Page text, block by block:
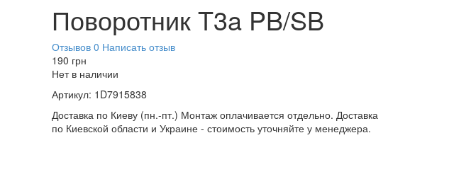
Поворотник T3a PB/SB
Отзывов 0 Написать отзыв
190 грн
Нет в наличии
Артикул: 1D7915838
Доставка по Киеву (пн.-пт.) Монтаж оплачивается отдельно. Доставка
по Киевской области и Украине - стоимость уточняйте у менеджера.